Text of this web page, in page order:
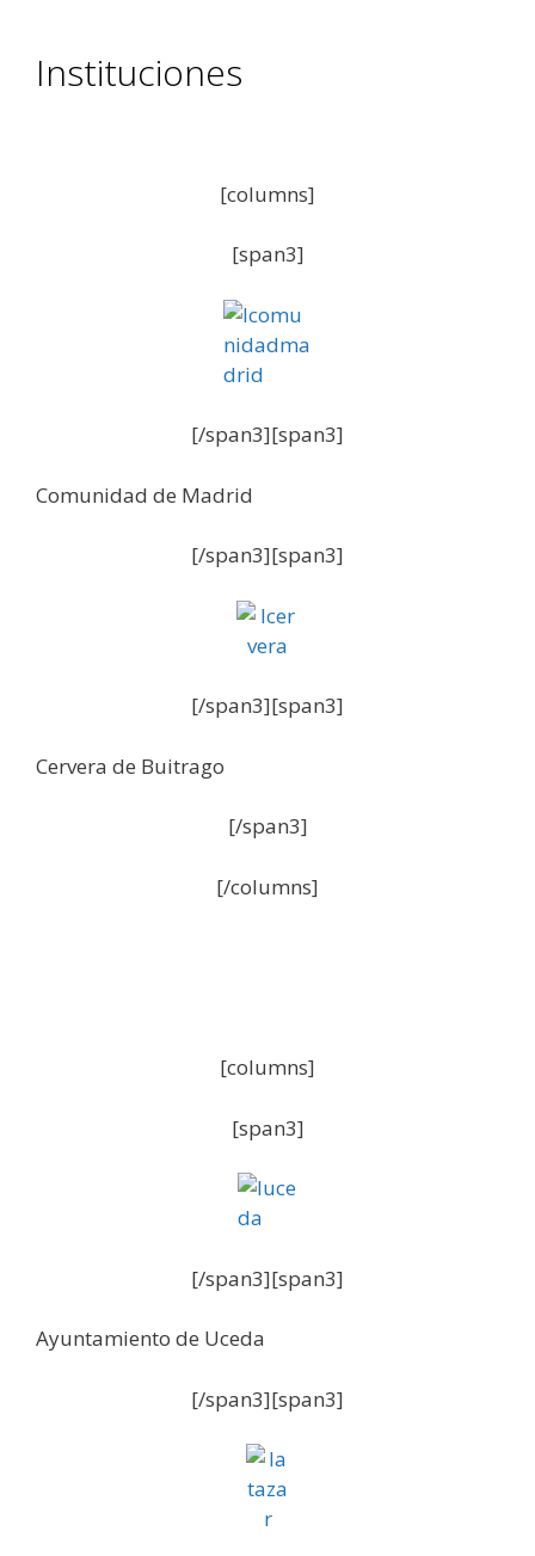
Instituciones
[columns]
[span3]
[/span3][span3]
Comunidad de Madrid
[/span3][span3]
[/span3][span3]
Cervera de Buitrago
[/span3]
[/columns]
[columns]
[span3]
[/span3][span3]
Ayuntamiento de Uceda
[/span3][span3]